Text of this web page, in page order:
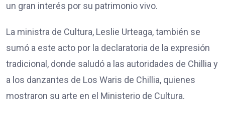
un gran interés por su patrimonio vivo.
La ministra de Cultura, Leslie Urteaga, también se
sumó a este acto por la declaratoria de la expresión
tradicional, donde saludó a las autoridades de Chillia y
a los danzantes de Los Waris de Chillia, quienes
mostraron su arte en el Ministerio de Cultura.